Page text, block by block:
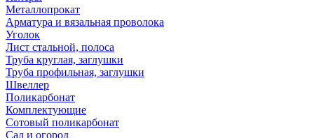
Металлопрокат
Арматура и вязальная проволока
Уголок
Лист стальной, полоса
Труба круглая, заглушки
Труба профильная, заглушки
Швеллер
Поликарбонат
Комплектующие
Сотовый поликарбонат
Сад и огород